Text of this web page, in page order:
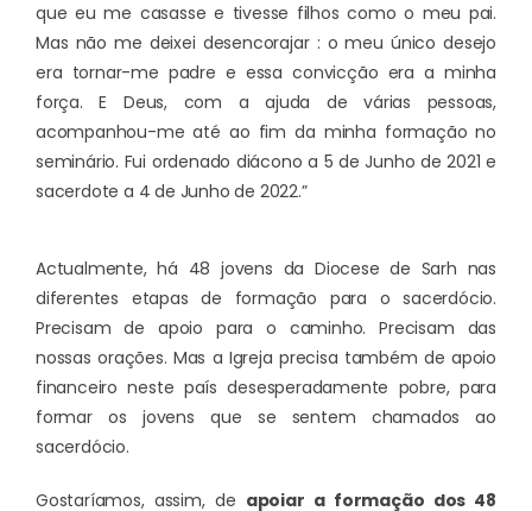
que eu me casasse e tivesse filhos como o meu pai.
Mas não me deixei desencorajar : o meu único desejo
era tornar-me padre e essa convicção era a minha
força. E Deus, com a ajuda de várias pessoas,
acompanhou-me até ao fim da minha formação no
seminário. Fui ordenado diácono a 5 de Junho de 2021 e
sacerdote a 4 de Junho de 2022.”
Actualmente, há 48 jovens da Diocese de Sarh nas
diferentes etapas de formação para o sacerdócio.
Precisam de apoio para o caminho. Precisam das
nossas orações. Mas a Igreja precisa também de apoio
financeiro neste país desesperadamente pobre, para
formar os jovens que se sentem chamados ao
sacerdócio.
Gostaríamos, assim, de apoiar a formação dos 48